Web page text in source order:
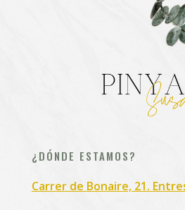
¿DÓNDE ESTAMOS?
Carrer de Bonaire, 21.